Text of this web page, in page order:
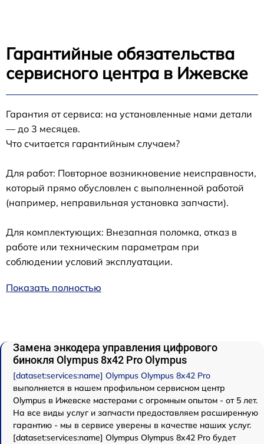
Гарантийные обязательства
сервисного центра в Ижевске
Гарантия от сервиса: на установленные нами детали
— до 3 месяцев.
Что считается гарантийным случаем?
Для работ: Повторное возникновение неисправности,
который прямо обусловлен с выполненной работой
(например, неправильная установка запчасти).
Для комплектующих: Внезапная поломка, отказ в
работе или техническим параметрам при
соблюдении условий эксплуатации.
Показать полностью
Замена энкодера управления цифрового
бинокля Olympus 8x42 Pro Olympus
[dataset:services:name] Olympus Olympus 8x42 Pro
выполняется в нашем профильном сервисном центр
Olympus в Ижевске мастерами с огромным опытом - от 5 лет.
На все виды услуг и запчасти предоставляем расширенную
гарантию - мы в сервисе уверены в качестве наших услуг.
[dataset:services:name] Olympus Olympus 8x42 Pro будет